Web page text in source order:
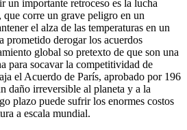
un importante retroceso es la lucha
corre un grave peligro en un
el alza de las temperaturas en un
prometido derogar los acuerdos
global so pretexto de que son una
para socavar la competitividad de
el Acuerdo de París, aprobado por 196
daño irreversible al planeta y a la
plazo puede sufrir los enormes costos
a escala mundial.